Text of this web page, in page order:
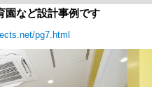
園など設計事例です
pg7.html